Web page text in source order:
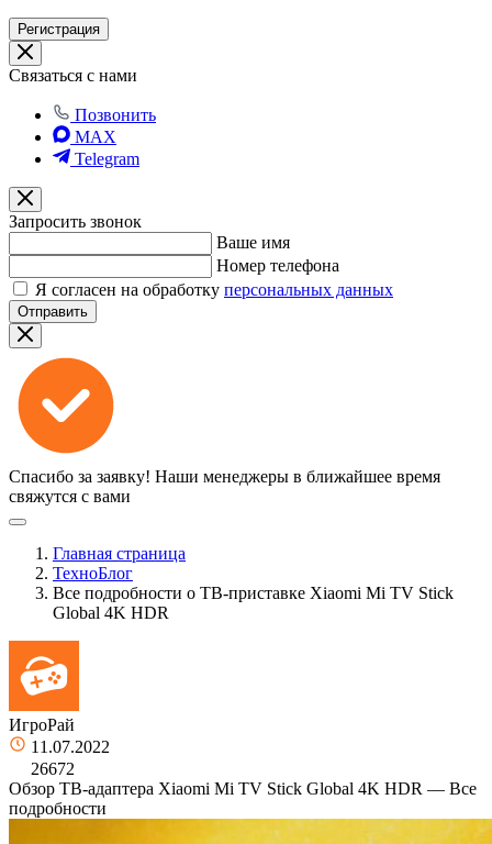
Регистрация
Связаться с нами
Позвонить
MAX
Telegram
Запросить звонок
Ваше имя
Номер телефона
Я согласен на обработку персональных данных
Отправить
Спасибо за заявку! Наши менеджеры в ближайшее время
свяжутся с вами
Главная страница
ТехноБлог
Все подробности о ТВ-приставке Xiaomi Mi TV Stick
Global 4K HDR
ИгроРай
11.07.2022
26672
Обзор ТВ-адаптера Xiaomi Mi TV Stick Global 4K HDR — Все
подробности